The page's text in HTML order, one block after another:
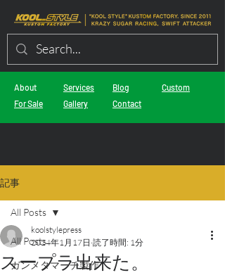
About
For Sale
Services
Gallery
Blog
Contact
Custom
記事
All Posts
ガンメタマーチ製作
All Posts
スープラ出来た。
koolstylepress
2024年1月17日 読了時間: 1分